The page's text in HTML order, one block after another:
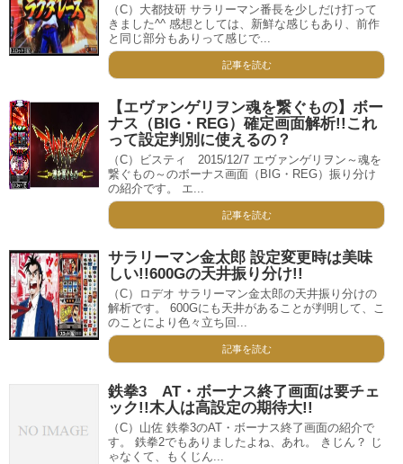
（C）大都技研 サラリーマン番長を少しだけ打って
きました^^ 感想としては、新鮮な感じもあり、前作
と同じ部分もありって感じで...
記事を読む
【エヴァンゲリヲン魂を繋ぐもの】ボー
ナス（BIG・REG）確定画面解析!!これ
って設定判別に使えるの？
（C）ビスティ 2015/12/7 エヴァンゲリヲン～魂を
繋ぐもの～のボーナス画面（BIG・REG）振り分け
の紹介です。 エ...
記事を読む
サラリーマン金太郎 設定変更時は美味
しい!!600Gの天井振り分け!!
（C）ロデオ サラリーマン金太郎の天井振り分けの
解析です。 600Gにも天井があることが判明して、こ
のことにより色々立ち回...
記事を読む
鉄拳3 AT・ボーナス終了画面は要チェ
ック!!木人は高設定の期待大!!
（C）山佐 鉄拳3のAT・ボーナス終了画面の紹介で
す。 鉄拳2でもありましたよね、あれ。 きじん？ じ
ゃなくて、もくじん...